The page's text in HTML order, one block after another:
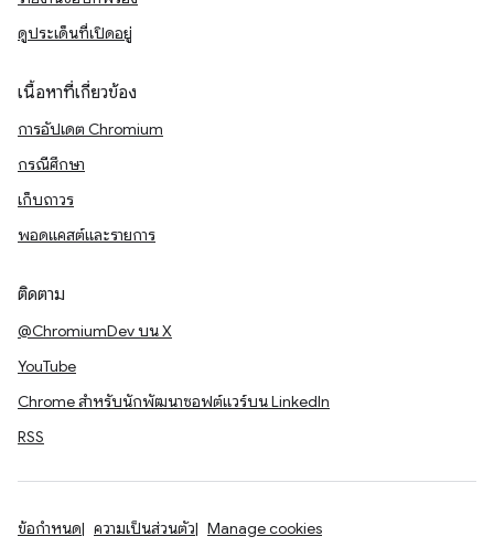
ดูประเด็นที่เปิดอยู่
เนื้อหาที่เกี่ยวข้อง
การอัปเดต Chromium
กรณีศึกษา
เก็บถาวร
พอดแคสต์และรายการ
ติดตาม
@ChromiumDev บน X
YouTube
Chrome สำหรับนักพัฒนาซอฟต์แวร์บน LinkedIn
RSS
ข้อกำหนด ความเป็นส่วนตัว Manage cookies